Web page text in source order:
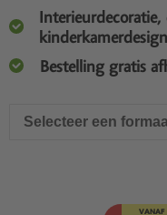
Interieurdecoratie,
Bestelling gratis
Selecteer een
VANAF